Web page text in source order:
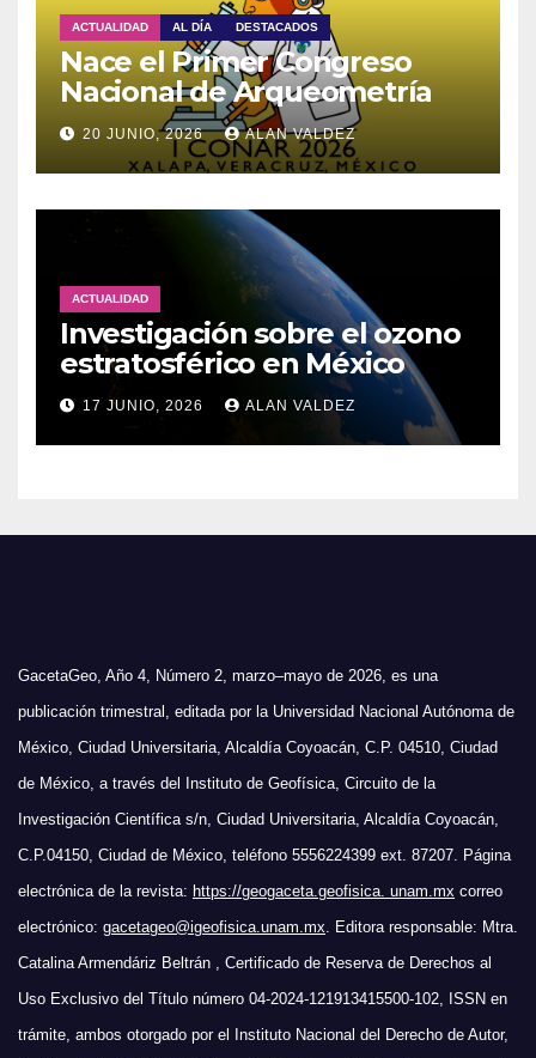
ACTUALIDAD AL DÍA DESTACADOS
Nace el Primer Congreso
Nacional de Arqueometría
20 JUNIO, 2026 ALAN VALDEZ
ACTUALIDAD
Investigación sobre el ozono
estratosférico en México
17 JUNIO, 2026 ALAN VALDEZ
GacetaGeo, Año 4, Número 2, marzo–mayo de 2026, es una
publicación trimestral, editada por la Universidad Nacional Autónoma de
México, Ciudad Universitaria, Alcaldía Coyoacán, C.P. 04510, Ciudad
de México, a través del Instituto de Geofísica, Circuito de la
Investigación Científica s/n, Ciudad Universitaria, Alcaldía Coyoacán,
C.P.04150, Ciudad de México, teléfono 5556224399 ext. 87207. Página
electrónica de la revista: https://geogaceta.geofisica. unam.mx correo
electrónico: gacetageo@igeofisica.unam.mx . Editora responsable: Mtra.
Catalina Armendáriz Beltrán , Certificado de Reserva de Derechos al
Uso Exclusivo del Título número 04-2024-121913415500-102, ISSN en
trámite, ambos otorgado por el Instituto Nacional del Derecho de Autor,